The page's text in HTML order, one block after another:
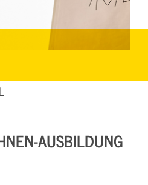
AUSBILDUNG